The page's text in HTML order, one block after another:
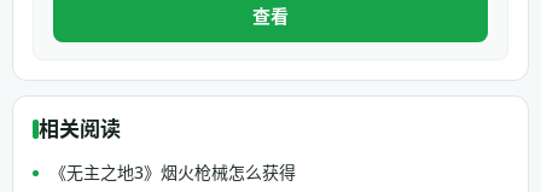
查看
相关阅读
《无主之地3》烟火枪械怎么获得